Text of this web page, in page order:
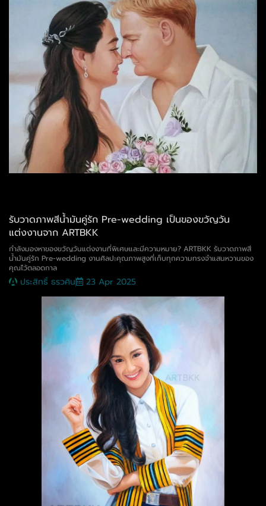
รับวาดภาพสีน้ำมันคู่รัก Pre-wedding เป็นของขวัญวัน
แต่งงานจาก ARTBKK
กำลังมองหาของขวัญวันแต่งงานที่พิเศษและมีความหมาย? ARTBKK รับวาดภาพสี
น้ำมันคู่รัก Pre-wedding งานศิลปะคุณภาพสูงที่เก็บทุกความทรงจำแสนหวานของ
คุณไว้ตลอดกาล
ประสิทธิ์ ธรวศิน 23 Apr 2025